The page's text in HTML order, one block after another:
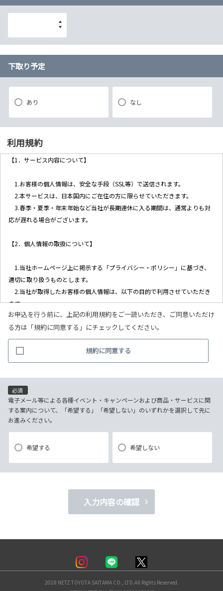
下取り予定
あり なし
利用規約
【1．サービス内容について】
1.お客様の個人情報は、安全な手段（SSL等）で送信されます。
2.本サービスは、日本国内にご在住の方に限らせていただきます。
3.春季・夏季・年末年始など当社が長期連休に入る期間は、通常よりも対
応が遅れる場合がございます。
【2．個人情報の取扱について】
1.当社ホームページ上に掲示する「プライバシー・ポリシー」に基づき、
適切に取り扱うものとします。
2.当社が取得したお客様の個人情報は、以下の目的で利用させていただき
ます。
(1)お客様リクエストに対応するにあたって問題が発生した場合の確認・
連絡
(2)お客様から照会があった場合のリクエスト情報の確認
(3)お客様に不利益を与えないために行う、お客様に対する迅速なご連絡
（電子メール、電話、郵送によるご連絡）
(5)商品の企画・開発あるいはお客様満足向上策などの検討のためのお客
様アンケート調査の実施
【3．推奨環境について】
1.当社の推奨するインターネット環境にてお申込みをお願いします。推奨
それに伴う連絡の不徹底については責任を負いかねますので、あらかじ
いただく場合がございます。
お申込を行う前に、上記の利用規約をご一読いただき、ご同意いただけ
る方は「規約に同意する」にチェックしてください。
規約に同意する
必須
電子メール等による各種イベント・キャンペーンおよび商品・サービスに関
する案内について、「希望する」「希望しない」のいずれかを選択して先に
お進みください。
希望する 希望しない
入力内容の確認
2018 NETZ TOYOTA SAITAMA CO., LTD.All Rights Reserved.